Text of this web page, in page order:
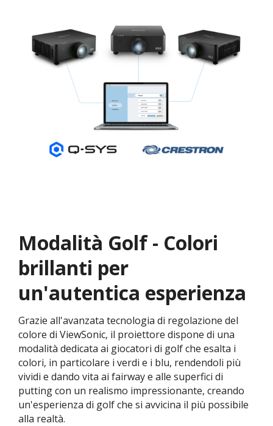
Modalità Golf - Colori
brillanti per
un'autentica esperienza
Grazie all'avanzata tecnologia di regolazione del
colore di ViewSonic, il proiettore dispone di una
modalità dedicata ai giocatori di golf che esalta i
colori, in particolare i verdi e i blu, rendendoli più
vividi e dando vita ai fairway e alle superfici di
putting con un realismo impressionante, creando
un'esperienza di golf che si avvicina il più possibile
alla realtà.